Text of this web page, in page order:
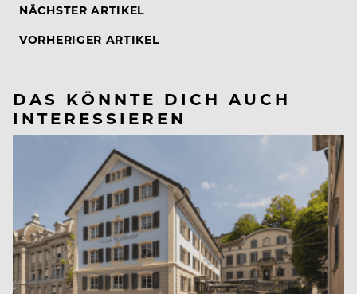
NÄCHSTER ARTIKEL
VORHERIGER ARTIKEL
DAS KÖNNTE DICH AUCH
INTERESSIEREN